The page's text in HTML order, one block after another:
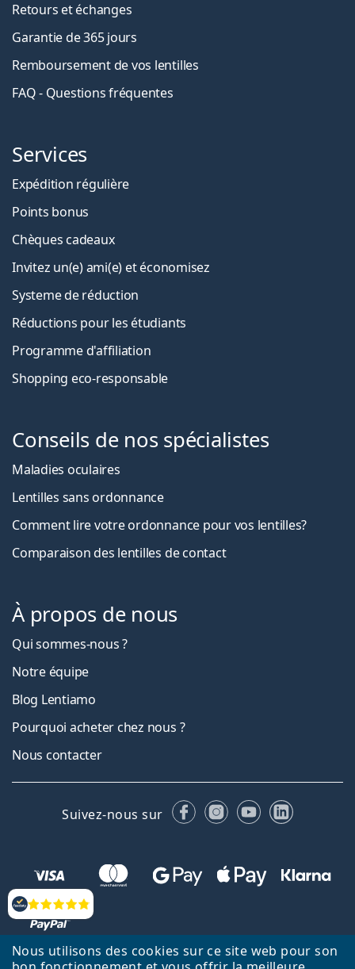
Nous utilisons des cookies sur ce site web pour son
Évaluation
Retours et échanges
Garantie de 365 jours
Remboursement de vos lentilles
FAQ - Questions fréquentes
Services
Expédition régulière
Points bonus
Chèques cadeaux
Invitez un(e) ami(e) et économisez
Systeme de réduction
Réductions pour les étudiants
Programme d'affiliation
Shopping eco-responsable
Conseils de nos spécialistes
Maladies oculaires
Lentilles sans ordonnance
Comment lire votre ordonnance pour vos lentilles?
Comparaison des lentilles de contact
À propos de nous
Qui sommes-nous ?
Notre équipe
Blog Lentiamo
Pourquoi acheter chez nous ?
Nous contacter
Suivez-nous sur FacebookInstagram
YouTubeLinkedIn